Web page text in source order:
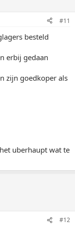
#11
besteld
erbij gedaan
zijn goedkoper als
uberhaupt wat te
#12